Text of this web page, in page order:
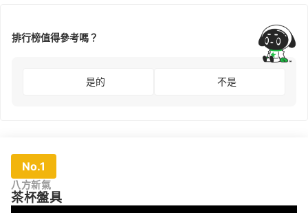
排行榜值得參考嗎？
是的 不是
No.1
八方新氣
茶杯盤具